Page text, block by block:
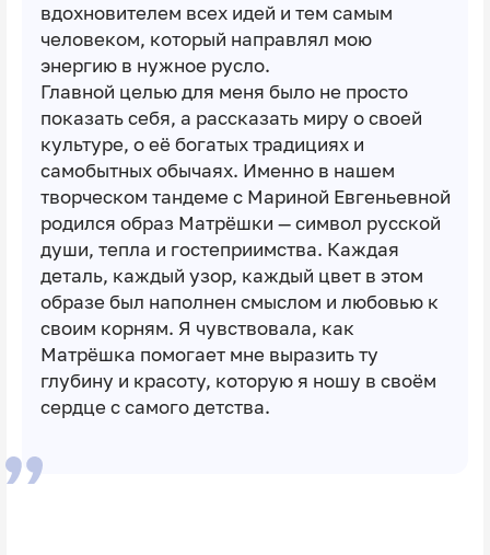
вдохновителем всех идей и тем самым
человеком, который направлял мою
энергию в нужное русло.
Главной целью для меня было не просто
показать себя, а рассказать миру о своей
культуре, о её богатых традициях и
самобытных обычаях. Именно в нашем
творческом тандеме с Мариной Евгеньевной
родился образ Матрёшки — символ русской
души, тепла и гостеприимства. Каждая
деталь, каждый узор, каждый цвет в этом
образе был наполнен смыслом и любовью к
своим корням. Я чувствовала, как
Матрёшка помогает мне выразить ту
глубину и красоту, которую я ношу в своём
сердце с самого детства.